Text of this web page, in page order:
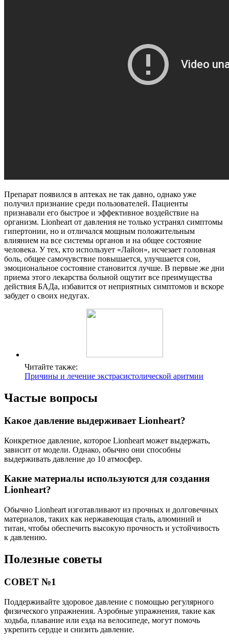
Препарат появился в аптеках не так давно, однако уже
получил признание среди пользователей. Пациенты
признавали его быстрое и эффективное воздействие на
организм. Lionheart от давления не только устранял симптомы
гипертонии, но и отличался мощным положительным
влиянием на все системы органов и на общее состояние
человека. У тех, кто использует «Лайон», исчезает головная
боль, общее самочувствие повышается, улучшается сон,
эмоциональное состояние становится лучше. В первые же дни
приема этого лекарства больной ощутит все преимущества
действия БАДа, избавится от неприятных симптомов и вскоре
забудет о своих недугах.
Читайте также:
Причины и лечение экстрасистолической аритмии
Частые вопросы
Какое давление выдерживает Lionheart?
Конкретное давление, которое Lionheart может выдержать,
зависит от модели. Однако, обычно они способны
выдерживать давление до 10 атмосфер.
Какие материалы используются для создания
Lionheart?
Обычно Lionheart изготавливают из прочных и долговечных
материалов, таких как нержавеющая сталь, алюминий и
титан, чтобы обеспечить высокую прочность и устойчивость
к давлению.
Полезные советы
СОВЕТ №1
Поддерживайте здоровое давление с помощью регулярного
физического упражнения. Аэробные упражнения, такие как
ходьба, плавание или езда на велосипеде, могут помочь
укрепить сердце и снизить давление.